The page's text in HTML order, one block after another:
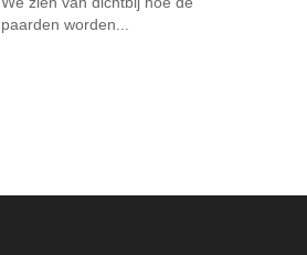
paarden worden...